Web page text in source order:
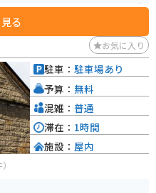
写真スポットは多数あります（安全
る
お気に入り
駐車： 駐車場あり
予算： 無料
混雑： 普通
滞在： 1時間
施設： 屋内